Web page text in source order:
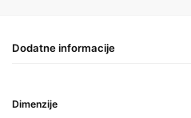
Dodatne informacije
Dimenzije